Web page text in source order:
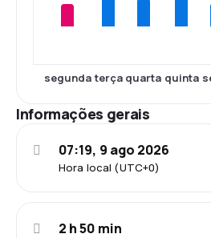
segunda terça quarta quinta
Informações gerais
Hora local (UTC+0)
07:19, 9 ago 2026
2 h 50 min